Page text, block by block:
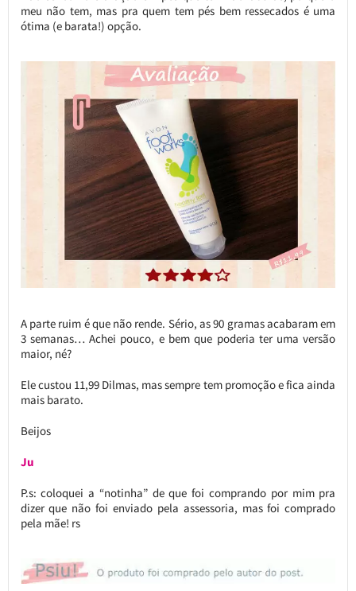
meu não tem, mas pra quem tem pés bem ressecados é uma
ótima (e barata!) opção.
A parte ruim é que não rende. Sério, as 90 gramas acabaram em
3 semanas… Achei pouco, e bem que poderia ter uma versão
maior, né?
Ele custou 11,99 Dilmas, mas sempre tem promoção e fica ainda
mais barato.
Beijos
Ju
P.s: coloquei a “notinha” de que foi comprando por mim pra
dizer que não foi enviado pela assessoria, mas foi comprado
pela mãe! rs